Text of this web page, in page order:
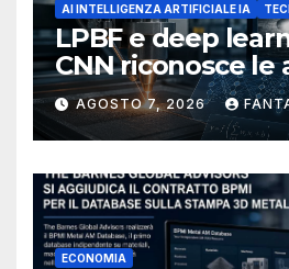
AI INTELLIGENZA ARTIFICIALE IA
LPBF e deep
CNN riconosce le
del bagno di
AGOSTO 7, 2026
ECONOMIA